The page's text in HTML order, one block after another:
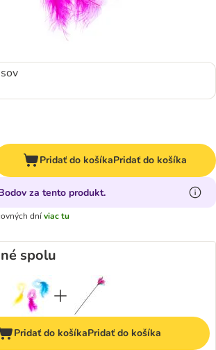
Pridať do košíkaPridať do košíka
za tento produkt.
dníviac tu
spolu
Pridať do košíkaPridať do košíka